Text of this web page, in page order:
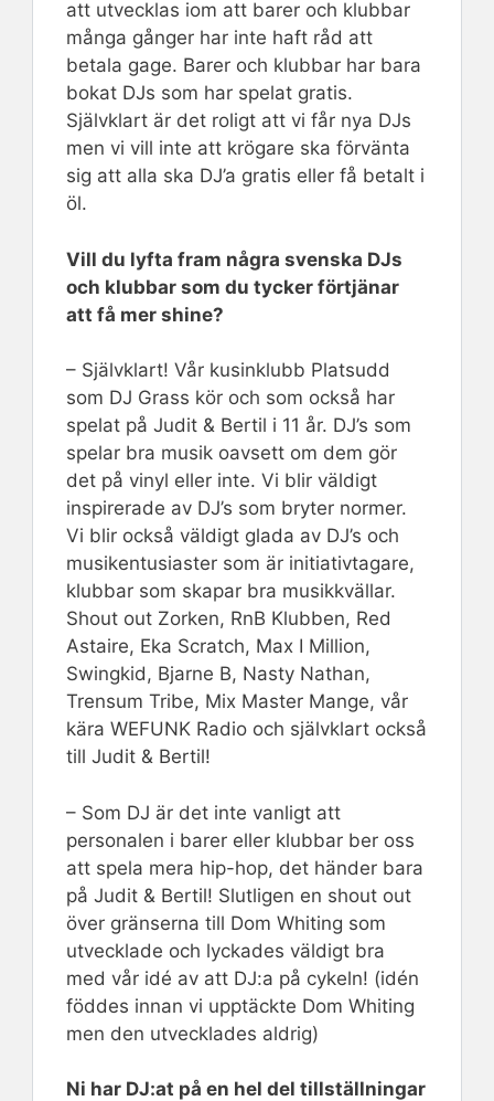
att utvecklas iom att barer och klubbar
många gånger har inte haft råd att
betala gage. Barer och klubbar har bara
bokat DJs som har spelat gratis.
Självklart är det roligt att vi får nya DJs
men vi vill inte att krögare ska förvänta
sig att alla ska DJ’a gratis eller få betalt i
öl.
Vill du lyfta fram några svenska DJs
och klubbar som du tycker förtjänar
att få mer shine?
– Självklart! Vår kusinklubb Platsudd
som DJ Grass kör och som också har
spelat på Judit & Bertil i 11 år. DJ’s som
spelar bra musik oavsett om dem gör
det på vinyl eller inte. Vi blir väldigt
inspirerade av DJ’s som bryter normer.
Vi blir också väldigt glada av DJ’s och
musikentusiaster som är initiativtagare,
klubbar som skapar bra musikkvällar.
Shout out Zorken, RnB Klubben, Red
Astaire, Eka Scratch, Max I Million,
Swingkid, Bjarne B, Nasty Nathan,
Trensum Tribe, Mix Master Mange, vår
kära WEFUNK Radio och självklart också
till Judit & Bertil!
– Som DJ är det inte vanligt att
personalen i barer eller klubbar ber oss
att spela mera hip-hop, det händer bara
på Judit & Bertil! Slutligen en shout out
över gränserna till Dom Whiting som
utvecklade och lyckades väldigt bra
med vår idé av att DJ:a på cykeln! (idén
föddes innan vi upptäckte Dom Whiting
men den utvecklades aldrig)
Ni har DJ:at på en hel del tillställningar